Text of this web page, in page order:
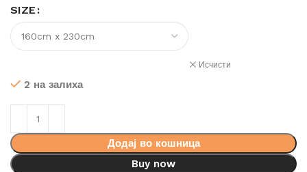
SIZE
Исчисти
2 на залиха
Додај во кошница
Buy now